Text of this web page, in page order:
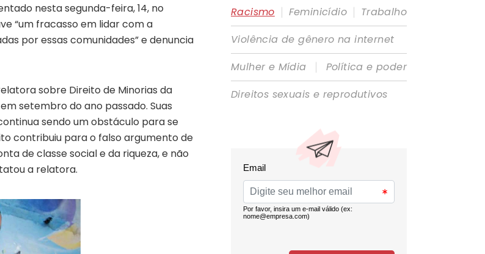
nesta segunda-feira, 14, no
“um fracasso em lidar com a
por essas comunidades” e denuncia
sobre Direito de Minorias da
setembro do ano passado. Suas
sendo um obstáculo para se
contribuiu para o falso argumento de
de classe social e da riqueza, e não
a relatora.
Racismo | Feminicídio | Trabalho
Violência de gênero na internet
Mulher e Mídia
|
Política e poder
Direitos sexuais e reprodutivos